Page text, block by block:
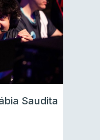
Saudita